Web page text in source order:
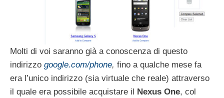
Molti di voi saranno già a conoscenza di questo
indirizzo google.com/phone, fino a qualche mese fa
era l’unico indirizzo (sia virtuale che reale) attraverso
il quale era possibile acquistare il
Nexus One, col